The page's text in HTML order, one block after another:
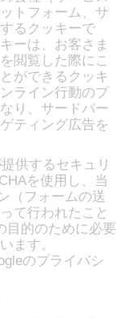
トフォーム、サ
るクッキーで
ーは、お客さま
閲覧した際にこ
ができるクッキ
ライン行動のプ
り、サードパー
ティング広告を
供するセキュリ
を使用し、当
（フォームの送
て行われたこと
目的のために必要
ます。
のプライバシ